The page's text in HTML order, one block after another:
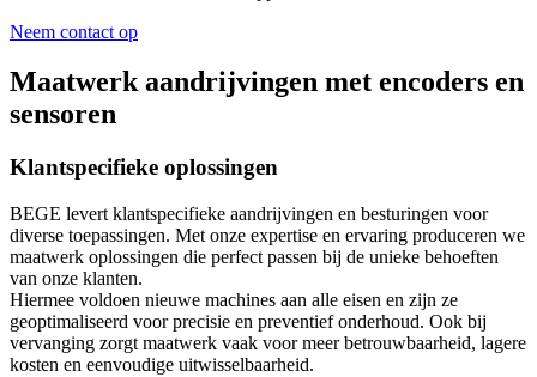
Neem contact op
Maatwerk aandrijvingen met encoders en
sensoren
Klantspecifieke oplossingen
BEGE levert klantspecifieke aandrijvingen en besturingen voor
diverse toepassingen. Met onze expertise en ervaring produceren we
maatwerk oplossingen die perfect passen bij de unieke behoeften
van onze klanten.
Hiermee voldoen nieuwe machines aan alle eisen en zijn ze
geoptimaliseerd voor precisie en preventief onderhoud. Ook bij
vervanging zorgt maatwerk vaak voor meer betrouwbaarheid, lagere
kosten en eenvoudige uitwisselbaarheid.